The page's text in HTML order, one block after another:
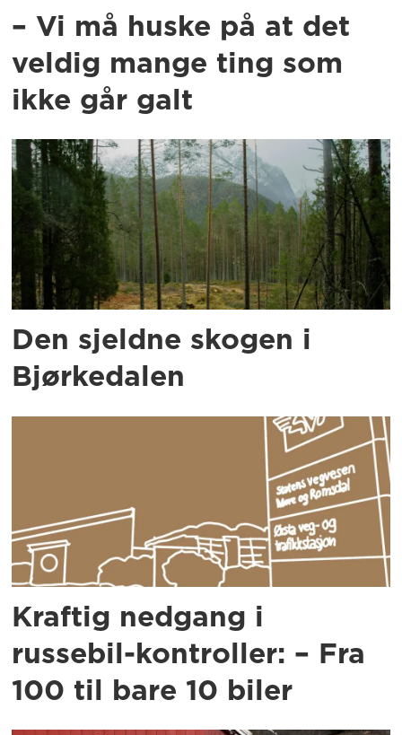
– Vi må huske på at det
veldig mange ting som
ikke går galt
Den sjeldne skogen i
Bjørkedalen
Kraftig nedgang i
russebil-kontroller: – Fra
100 til bare 10 biler